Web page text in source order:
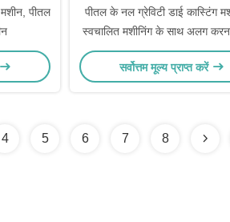
पीतल
पीतल के नल ग्रेविटी डाई कास्टिंग
स्वचालित मशीनिंग के साथ अलग
है
सर्वोत्तम मूल्य प्राप्त करें
4 5 6 7 8